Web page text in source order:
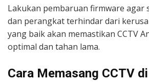
Lakukan pembaruan firmware agar
dan perangkat terhindar dari
yang baik akan memastikan CCTV
optimal dan tahan lama.
Cara Memasang CCTV